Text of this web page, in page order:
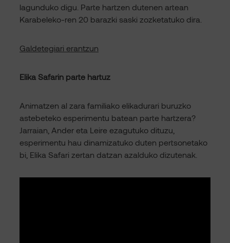
lagunduko digu. Parte hartzen dutenen artean
Karabeleko-ren 20 barazki saski zozketatuko dira.
Galdetegiari erantzun
Elika Safarin parte hartuz
Animatzen al zara familiako elikadurari buruzko
astebeteko esperimentu batean parte hartzera?
Jarraian, Ander eta Leire ezagutuko dituzu,
esperimentu hau dinamizatuko duten pertsonetako
bi, Elika Safari zertan datzan azalduko dizutenak.